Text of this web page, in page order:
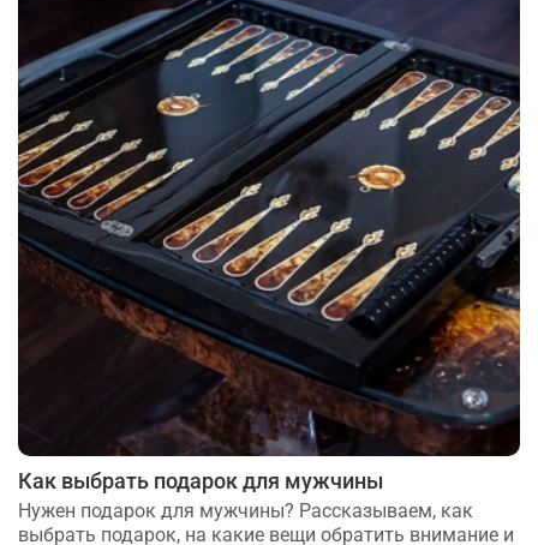
Как выбрать подарок для мужчины
Нужен подарок для мужчины? Рассказываем, как
выбрать подарок, на какие вещи обратить внимание и